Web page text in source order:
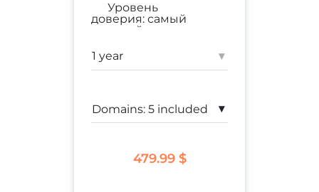
Уровень
доверия: самый
высокий
Гарантия: $ 1,500,000
▾
▾
479.99 $